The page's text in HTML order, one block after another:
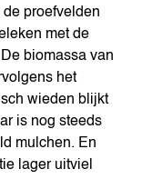
proefvelden
met de
biomassa van
het
wieden blijkt
is nog steeds
mulchen. En
lager uitviel